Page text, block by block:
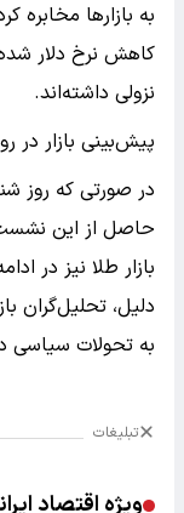
به بازارها
کاهش نرخ دلار
نزولی داشته‌اند.
پیش‌بینی بازار در
در صورتی که روز
حاصل از این نشست
بازار طلا نیز در
دلیل، تحلیل‌گران
به تحولات سیاسی
تبلیغات
ویژه اقتصاد